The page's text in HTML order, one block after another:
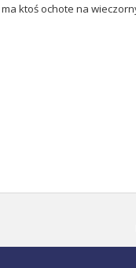
ktoś ochote na